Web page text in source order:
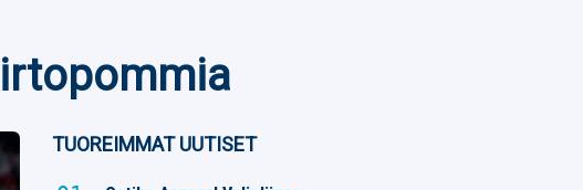
TUOREIMMAT UUTISET